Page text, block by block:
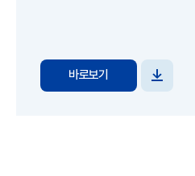
바로보기
파일